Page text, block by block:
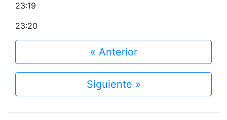
23:19
23:20
« Anterior
Siguiente »